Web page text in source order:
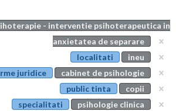
- interventie psihoterapeutica in
anxietatea de separare
localitati
ineu
juridice
cabinet de psihologie
public tinta
copii
specialitati
psihologie clinica